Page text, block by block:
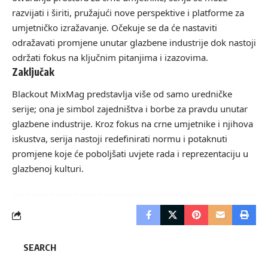
razvijati i širiti, pružajući nove perspektive i platforme za
umjetničko izražavanje. Očekuje se da će nastaviti
odražavati promjene unutar glazbene industrije dok nastoji
održati fokus na ključnim pitanjima i izazovima.
Zaključak
Blackout MixMag predstavlja više od samo uredničke
serije; ona je simbol zajedništva i borbe za pravdu unutar
glazbene industrije. Kroz fokus na crne umjetnike i njihova
iskustva, serija nastoji redefinirati normu i potaknuti
promjene koje će poboljšati uvjete rada i reprezentaciju u
glazbenoj kulturi.
SEARCH